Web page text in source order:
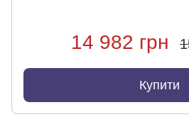
14 982 грн
Купити